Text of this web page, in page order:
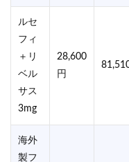
ルセ
フィ
＋リ
ベル
サス
3mg
28,600
円
海外
製フ